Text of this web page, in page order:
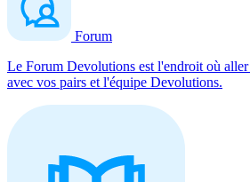
Forum
Le Forum Devolutions est l'endroit où
avec vos pairs et l'équipe Devolutions.